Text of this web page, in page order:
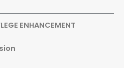
ENHANCEMENT